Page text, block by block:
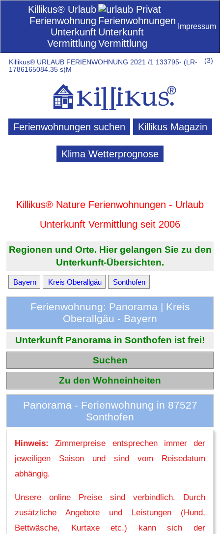
Killikus® Urlaub
Ferienwohnung
Unterkunft
Vermittlung
Impressum
(3)
Killikus® URLAUB FERIENWOHNUNG 2021 /1 133795- (LR-
1786165084.35 s)M
Ferienwohnungen suchen Killikus Magazin
Klima Wetterprognose
Killikus® Nature Ferienwohnungen - Urlaub
Unterkunft Vermittlung seit 2006
Regionen und Orte. Hier gelangen Sie zu den
Unterkunft-Übersichten.
Bayern Kreis Oberallgäu Sonthofen
Ferienwohnung: Panorama | Kreis
Oberallgäu - Bayern
Unterkunft Panorama in Sonthofen ist frei!
Suchen
Zu den Wohneinheiten
Panorama - Ferienwohnung in 87527
Sonthofen
Hinweis:
Zimmerpreise entsprechen immer der
jeweiligen Saison und sind vom Reisedatum
abhängig.
Unsere online Preise sind verbindlich. Durch
zusätzliche Angebote und Leistungen (Hund,
Bettwäsche, Kurtaxe etc.) kann sich der